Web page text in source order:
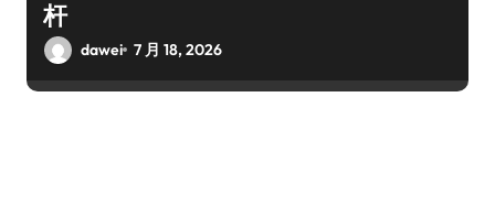
杆
dawei 7 月 18, 2026